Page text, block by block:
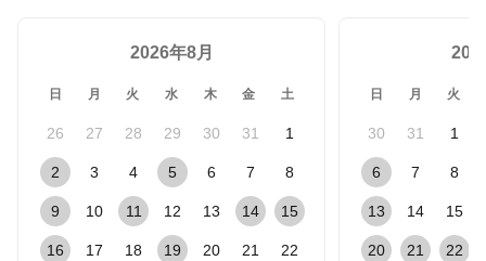
2026年8月
日 月 火 水 木 金 土
26 27 28 29 30 31 1
2 3 4 5 6 7 8
9 10 11 12 13 14 15
16 17 18 19 20 21 22
日 月 火
30 31 1
6 7 8
13 14 15
20 21 22